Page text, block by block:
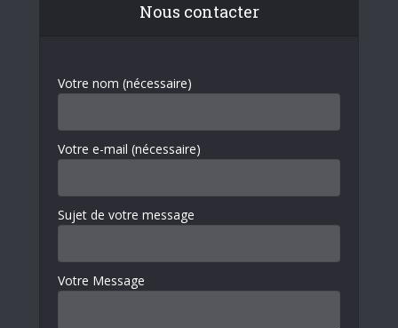
Nous contacter
Votre nom (nécessaire)
Votre e-mail (nécessaire)
Sujet de votre message
Votre Message